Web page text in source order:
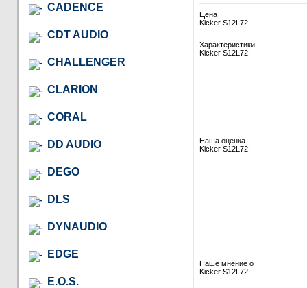
CADENCE
CDT AUDIO
CHALLENGER
CLARION
CORAL
DD AUDIO
DEGO
DLS
DYNAUDIO
EDGE
E.O.S.
Цена
Kicker S12L72:
Характеристики
Kicker S12L72:
Наша оценка
Kicker S12L72:
Наше мнение о
Kicker S12L72: